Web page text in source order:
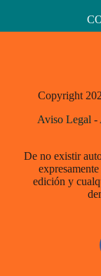
Copyright
Aviso Legal -
De no existir
edición y